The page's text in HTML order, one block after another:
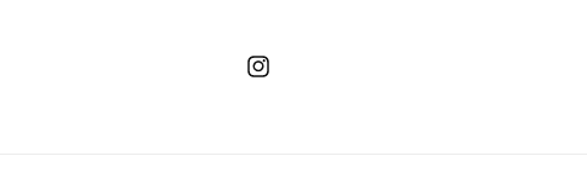
Instagram